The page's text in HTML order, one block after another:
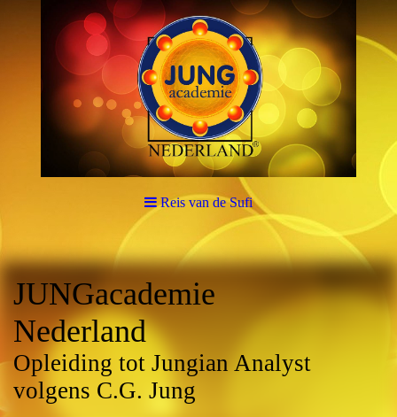
Reis van de Sufi
JUNGacademie
Nederland
Opleiding tot Jungian Analyst
volgens C.G. Jung